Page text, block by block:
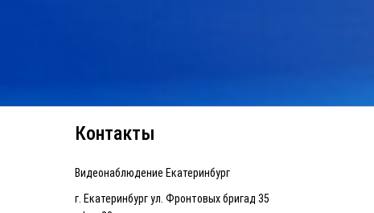
Контакты
Видеонаблюдение Екатеринбург
г. Екатеринбург ул. Фронтовых бригад 35